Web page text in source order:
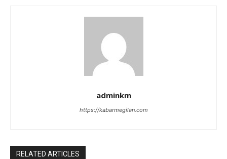
adminkm
https://kabarmegilan.com
RELATED ARTICLES